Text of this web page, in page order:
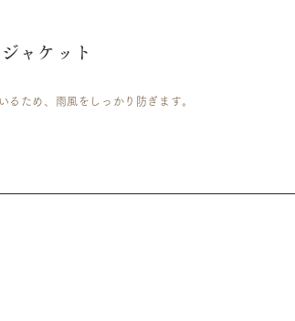
ャケット
るため、雨風をしっかり防ぎます。